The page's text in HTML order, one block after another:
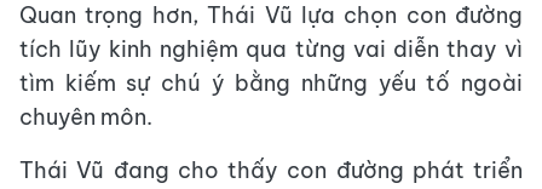
Quan trọng hơn, Thái Vũ lựa chọn con đường
tích lũy kinh nghiệm qua từng vai diễn thay vì
tìm kiếm sự chú ý bằng những yếu tố ngoài
chuyên môn.
Thái Vũ đang cho thấy con đường phát triển